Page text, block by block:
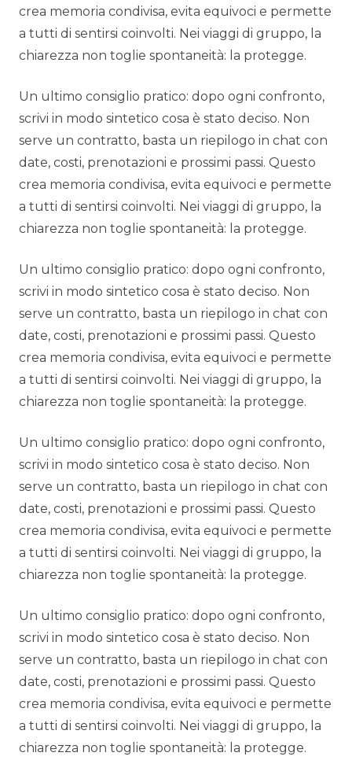
crea memoria condivisa, evita equivoci e permette
a tutti di sentirsi coinvolti. Nei viaggi di gruppo, la
chiarezza non toglie spontaneità: la protegge.
Un ultimo consiglio pratico: dopo ogni confronto,
scrivi in modo sintetico cosa è stato deciso. Non
serve un contratto, basta un riepilogo in chat con
date, costi, prenotazioni e prossimi passi. Questo
crea memoria condivisa, evita equivoci e permette
a tutti di sentirsi coinvolti. Nei viaggi di gruppo, la
chiarezza non toglie spontaneità: la protegge.
Un ultimo consiglio pratico: dopo ogni confronto,
scrivi in modo sintetico cosa è stato deciso. Non
serve un contratto, basta un riepilogo in chat con
date, costi, prenotazioni e prossimi passi. Questo
crea memoria condivisa, evita equivoci e permette
a tutti di sentirsi coinvolti. Nei viaggi di gruppo, la
chiarezza non toglie spontaneità: la protegge.
Un ultimo consiglio pratico: dopo ogni confronto,
scrivi in modo sintetico cosa è stato deciso. Non
serve un contratto, basta un riepilogo in chat con
date, costi, prenotazioni e prossimi passi. Questo
crea memoria condivisa, evita equivoci e permette
a tutti di sentirsi coinvolti. Nei viaggi di gruppo, la
chiarezza non toglie spontaneità: la protegge.
Un ultimo consiglio pratico: dopo ogni confronto,
scrivi in modo sintetico cosa è stato deciso. Non
serve un contratto, basta un riepilogo in chat con
date, costi, prenotazioni e prossimi passi. Questo
crea memoria condivisa, evita equivoci e permette
a tutti di sentirsi coinvolti. Nei viaggi di gruppo, la
chiarezza non toglie spontaneità: la protegge.